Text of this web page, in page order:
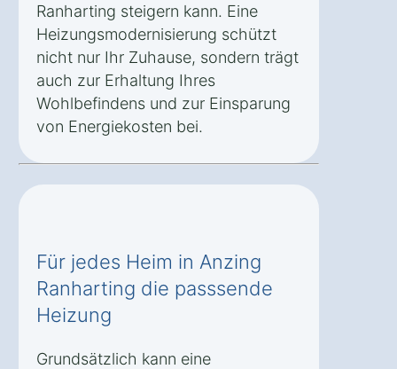
Ranharting steigern kann. Eine
Heizungsmodernisierung schützt
nicht nur Ihr Zuhause, sondern trägt
auch zur Erhaltung Ihres
Wohlbefindens und zur Einsparung
von Energiekosten bei.
Für jedes Heim in Anzing
Ranharting die passsende
Heizung
Grundsätzlich kann eine